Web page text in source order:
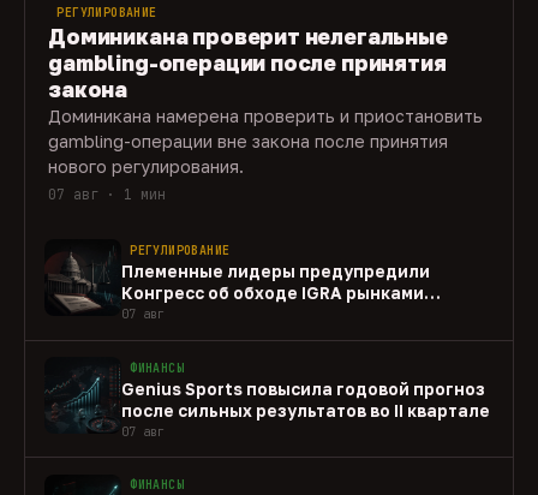
РЕГУЛИРОВАНИЕ
Доминикана проверит нелегальные
gambling-операции после принятия
закона
Доминикана намерена проверить и приостановить
gambling-операции вне закона после принятия
нового регулирования.
07 авг · 1 мин
РЕГУЛИРОВАНИЕ
Племенные лидеры предупредили
Конгресс об обходе IGRA рынками
прогнозов
07 авг
ФИНАНСЫ
Genius Sports повысила годовой прогноз
после сильных результатов во II квартале
07 авг
ФИНАНСЫ